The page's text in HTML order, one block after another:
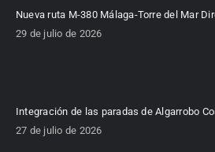
Nueva ruta M-380 Málaga-Torre del Mar
29 de julio de 2026
Integración de las paradas de Algarrobo
27 de julio de 2026